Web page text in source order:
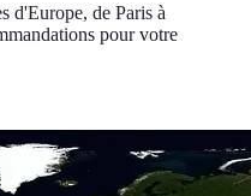
d'Europe, de Paris à
pour votre